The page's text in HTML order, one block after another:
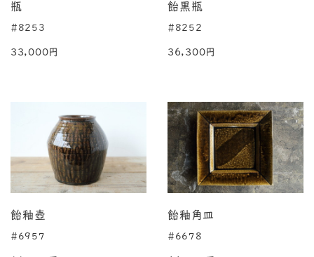
瓶
#8253
33,000円
飴黒瓶
#8252
36,300円
飴釉壺
#6957
飴釉角皿
#6678